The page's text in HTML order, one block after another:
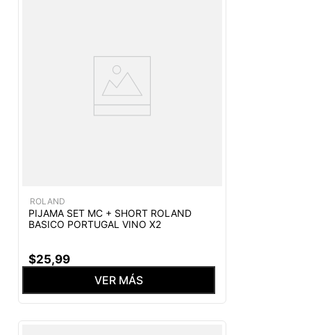
ROLAND
PIJAMA SET MC + SHORT ROLAND
BASICO PORTUGAL VINO X2
$25,99
VER MÁS